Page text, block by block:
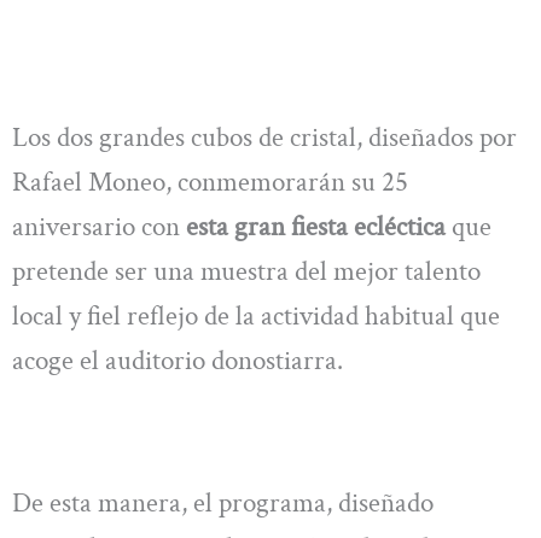
Los dos grandes cubos de cristal, diseñados por
Rafael Moneo, conmemorarán su 25
aniversario con esta gran fiesta eclécticaque
pretende ser una muestra del mejor talento
local y fiel reflejo de la actividad habitual que
acoge el auditorio donostiarra.
De esta manera, el programa, diseñado